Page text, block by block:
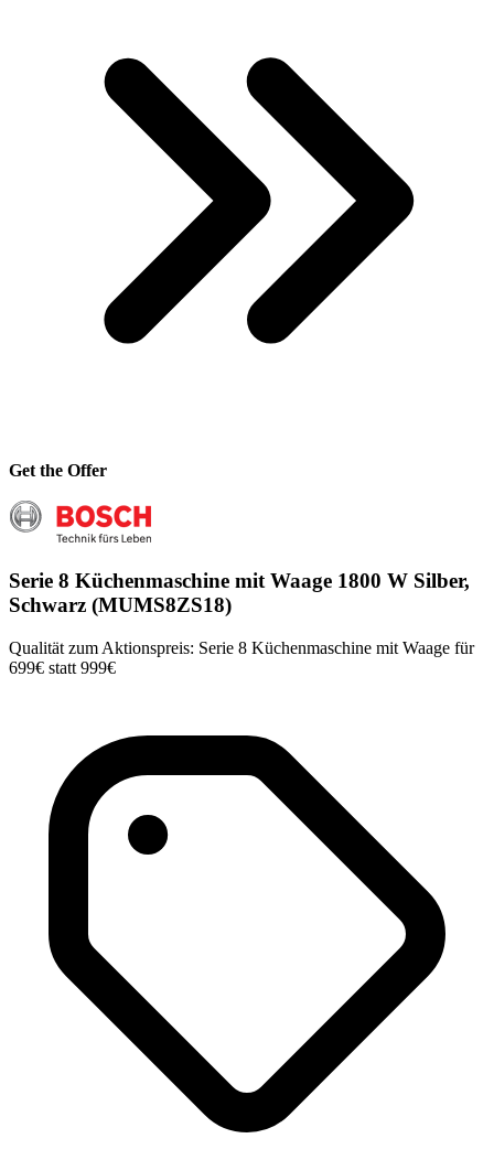
Get the Offer
Serie 8 Küchenmaschine mit Waage 1800 W Silber,
Schwarz (MUMS8ZS18)
Qualität zum Aktionspreis: Serie 8 Küchenmaschine mit Waage für
699€ statt 999€